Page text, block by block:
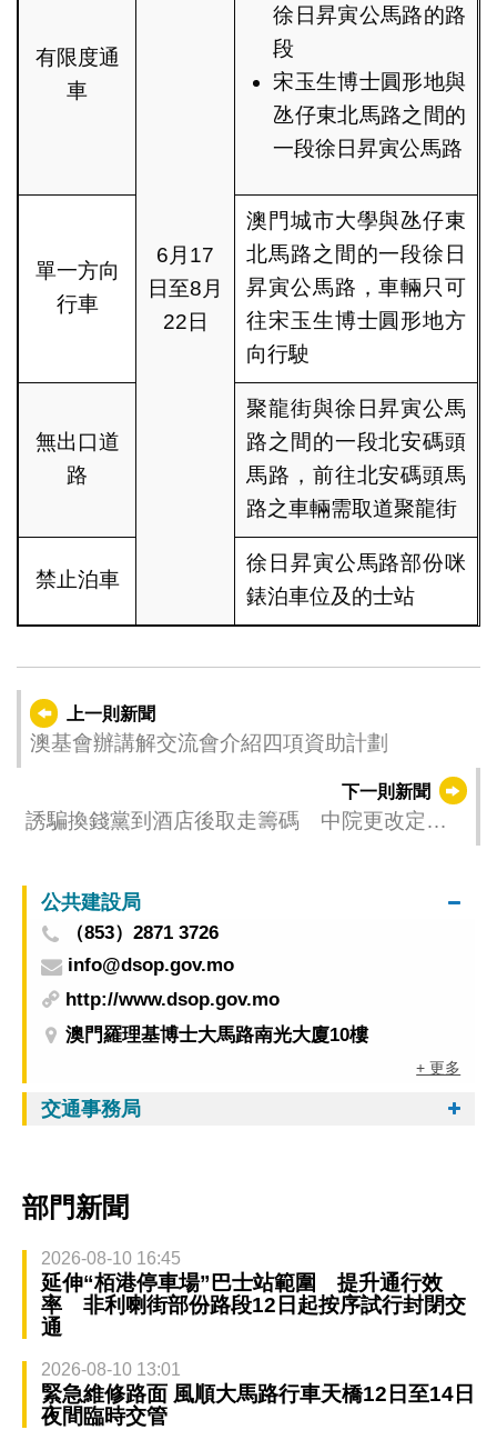
有限度通
車
6月17
日至8月
22日
徐日昇寅公馬路的路
段
宋玉生博士圓形地與
氹仔東北馬路之間的
一段徐日昇寅公馬路
單一方向
行車
澳門城市大學與氹仔東
北馬路之間的一段徐日
昇寅公馬路，車輛只可
往宋玉生博士圓形地方
向行駛
無出口道
路
聚龍街與徐日昇寅公馬
路之間的一段北安碼頭
馬路，前往北安碼頭馬
路之車輛需取道聚龍街
禁止泊車
徐日昇寅公馬路部份咪
錶泊車位及的士站
上一則新聞
澳基會辦講解交流會介紹四項資助計劃
下一則新聞
誘騙換錢黨到酒店後取走籌碼 中院更改定罪
公共建設局
（853）2871 3726
info@dsop.gov.mo
http://www.dsop.gov.mo
澳門羅理基博士大馬路南光大廈10樓
+ 更多
交通事務局
部門新聞
2026-08-10 16:45
延伸“栢港停車場”巴士站範圍 提升通行效
率 非利喇街部份路段12日起按序試行封閉交
通
2026-08-10 13:01
緊急維修路面 風順大馬路行車天橋12日至14日
夜間臨時交管